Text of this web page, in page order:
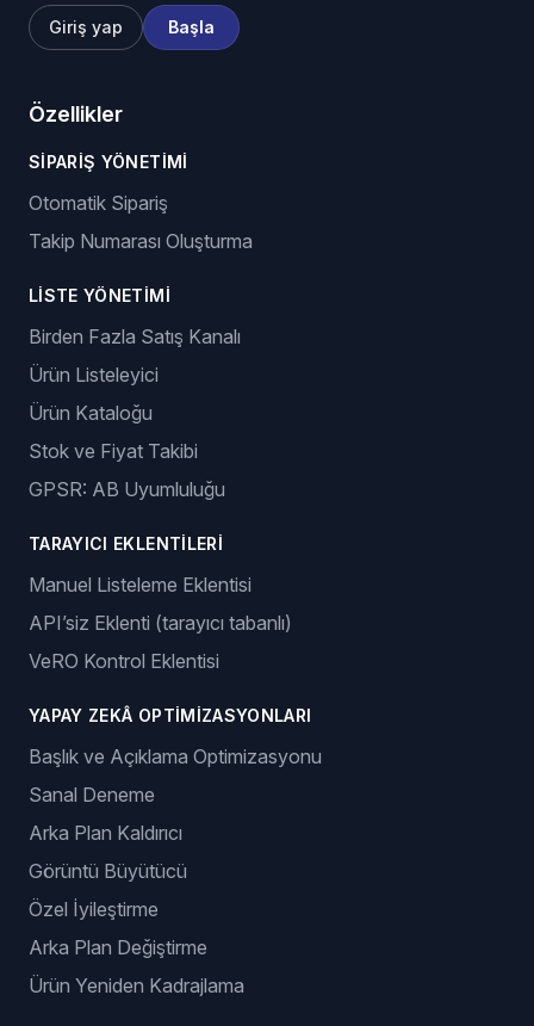
Giriş yap Başla
Özellikler
SIPARIŞ YÖNETIMI
Otomatik Sipariş
Takip Numarası Oluşturma
LISTE YÖNETIMI
Birden Fazla Satış Kanalı
Ürün Listeleyici
Ürün Kataloğu
Stok ve Fiyat Takibi
GPSR: AB Uyumluluğu
TARAYICI EKLENTILERI
Manuel Listeleme Eklentisi
API’siz Eklenti (tarayıcı tabanlı)
VeRO Kontrol Eklentisi
YAPAY ZEKÂ OPTIMIZASYONLARI
Başlık ve Açıklama Optimizasyonu
Sanal Deneme
Arka Plan Kaldırıcı
Görüntü Büyütücü
Özel İyileştirme
Arka Plan Değiştirme
Ürün Yeniden Kadrajlama